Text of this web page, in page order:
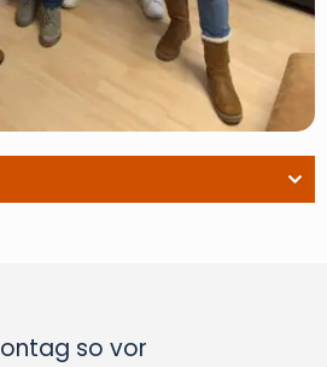
so vor